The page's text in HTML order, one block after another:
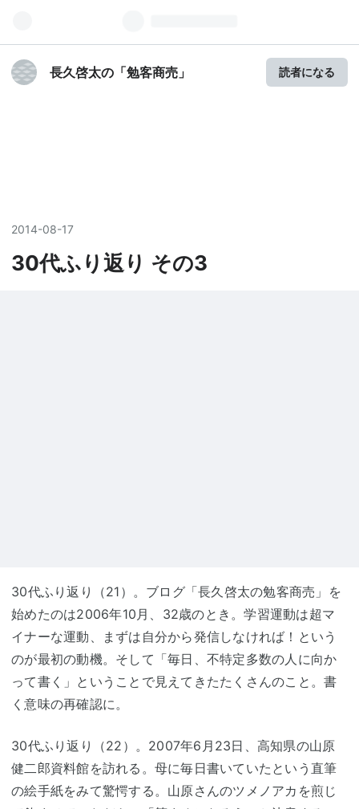
長久啓太の「勉客商売」 読者になる
2014-08-17
30代ふり返り その3
30代ふり返り（21）。ブログ「長久啓太の勉客商売」を
始めたのは2006年10月、32歳のとき。学習運動は超マ
イナーな運動、まずは自分から発信しなければ！という
のが最初の動機。そして「毎日、不特定多数の人に向か
って書く」ということで見えてきたたくさんのこと。書
く意味の再確認に。
30代ふり返り（22）。2007年6月23日、高知県の山原
健二郎資料館を訪れる。母に毎日書いていたという直筆
の絵手紙をみて驚愕する。山原さんのツメノアカを煎じ